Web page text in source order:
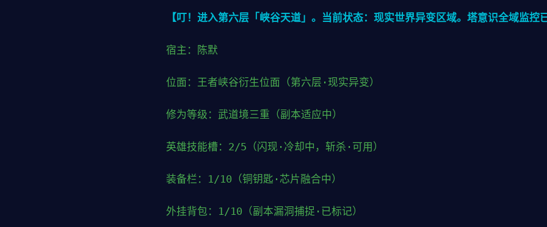
【叮！进入第六层「峡谷天道」。当前状态：现实世界异变区域。塔意识全域监控
宿主：陈默
位面：王者峡谷衍生位面（第六层·现实异变）
修为等级：武道境三重（副本适应中）
英雄技能槽：2/5（闪现·冷却中，斩杀·可用）
装备栏：1/10（铜钥匙·芯片融合中）
外挂背包：1/10（副本漏洞捕捉·已标记）